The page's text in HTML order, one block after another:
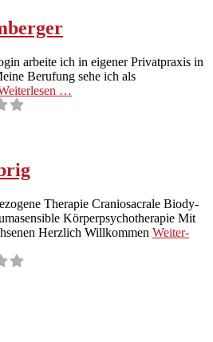
arbeite ich in eigen­er Pri­vat­prax­is in
Beru­fung sehe ich als
…
Ther­a­pie Cran­iosacrale Bio­dy­
Kör­perpsy­chother­a­pie Mit
Her­zlich Willkom­men Weit­er­